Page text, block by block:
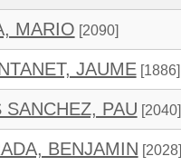
MARIO [2090]
JAUME[1886]
PAU [2040]
BENJAMIN [2028]